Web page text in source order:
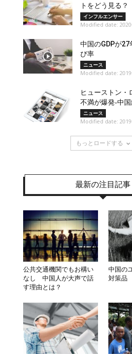
トをどう見る？
インフルエンサー
Modified date: 2020
中国のGDPが
び率
ニュース
Modified date: 2019
ヒューストン・
不満が爆発‐中
ニュース
Modified date: 2019
もっとロードする
最新の注目記事
公共交通機関でもお構い
なし 中国人が大声で話
す理由とは？
中国の
対策品